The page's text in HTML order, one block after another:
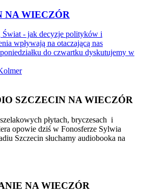
NA WIECZÓR
Świat - jak decyzje polityków i
wpływają na otaczającą nas
do czwartku dyskutujemy w
SZCZECIN NA WIECZÓR
płytach, bryczesach i
opowie dziś w Fonosferze Sylwia
Szczecin słuchamy audiobooka na
NA WIECZÓR